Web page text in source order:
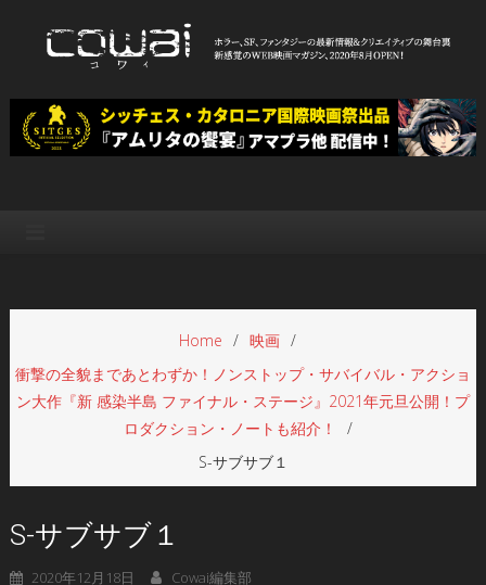
WEB映画マガジン「cowai コ
ワイ」
Home
映画
衝撃の全貌まであとわずか！ノンストップ・サバイバル・アクショ
ン大作『新 感染半島 ファイナル・ステージ』2021年元旦公開！プ
ロダクション・ノートも紹介！
S-サブサブ１
S-サブサブ１
2020年12月18日 Cowai編集部